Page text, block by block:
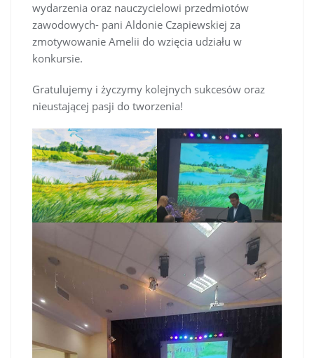
wydarzenia oraz nauczycielowi przedmiotów
zawodowych- pani Aldonie Czapiewskiej za
zmotywowanie Amelii do wzięcia udziału w
konkursie.
Gratulujemy i życzymy kolejnych sukcesów oraz
nieustającej pasji do tworzenia!